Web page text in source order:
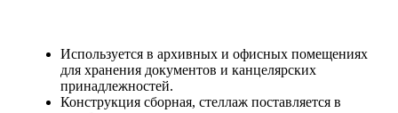
Используется в архивных и офисных помещениях
для хранения документов и канцелярских
принадлежностей.
Конструкция сборная, стеллаж поставляется в